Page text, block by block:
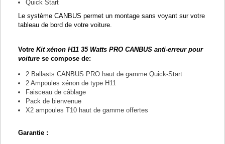
Quick Start
Le système CANBUS permet un montage sans voyant sur votre
tableau de bord de votre voiture.
Votre Kit xénon H11 35 Watts PRO CANBUS anti-erreur pour
voiture se compose de:
2 Ballasts CANBUS PRO haut de gamme Quick-Start
2 Ampoules xénon de type H11
Faisceau de câblage
Pack de bienvenue
X2 ampoules T10 haut de gamme offertes
Garantie :